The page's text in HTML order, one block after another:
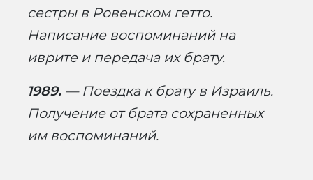
сестры в Ровенском гетто.
Написание воспоминаний на
иврите и передача их брату.
1989. — Поездка к брату в Израиль.
Получение от брата сохраненных
им воспоминаний.